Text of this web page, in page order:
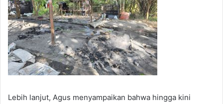
Lebih lanjut, Agus menyampaikan bahwa hingga kini